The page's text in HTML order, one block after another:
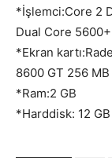
*İşlemci:Core 2
Dual Core 5600+
*Ekran
8600 GT 256 MB
*Ram:2 GB
*Harddisk: 12 GB